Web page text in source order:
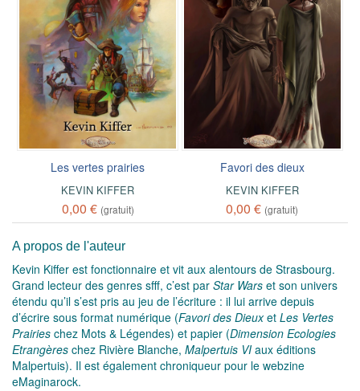
Les vertes prairies
KEVIN KIFFER
0,00 € (gratuit)
Favori des dieux
KEVIN KIFFER
0,00 € (gratuit)
A propos de l'auteur
Kevin Kiffer est fonctionnaire et vit aux alentours de Strasbourg.
Grand lecteur des genres sfff, c’est par Star Wars et son univers
étendu qu’il s’est pris au jeu de l’écriture : il lui arrive depuis
d’écrire sous format numérique (Favori des Dieuxet Les Vertes
Prairies chez Mots & Légendes) et papier (Dimension Ecologies
Etrangères chez Rivière Blanche, Malpertuis VI aux éditions
Malpertuis). Il est également chro­niqueur pour le webzine
eMaginarock.